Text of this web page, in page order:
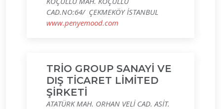
CAD.NO:64/ ÇEKMEKÖY İSTANBUL
www.penyemood.com
TRİO GROUP SANAYİ VE
DIŞ TİCARET LİMİTED
ŞİRKETİ
ATATÜRK MAH. ORHAN VELİ CAD. ASİT.